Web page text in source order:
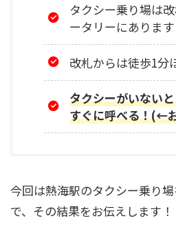
タクシー乗り場は
ータリーにあります
改札からは徒歩1分
タクシーがいない
すぐに呼べる！(←
今回は熱海駅のタクシー乗り
で、その結果をお伝えします！